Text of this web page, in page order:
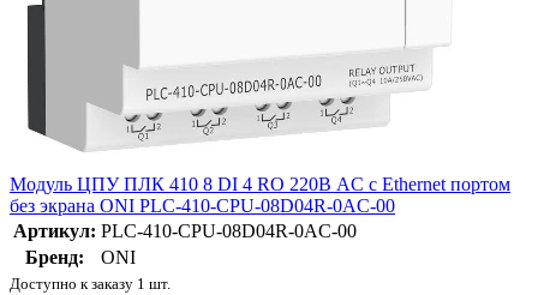
Модуль ЦПУ ПЛК 410 8 DI 4 RO 220В AC с Ethernet портом
без экрана ONI PLC-410-CPU-08D04R-0AC-00
Артикул: PLC-410-CPU-08D04R-0AC-00
Бренд:
ONI
Доступно к заказу 1 шт.